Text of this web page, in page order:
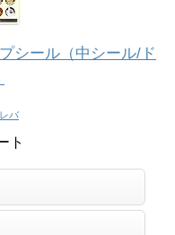
シール（中シール/ド
バ
ト